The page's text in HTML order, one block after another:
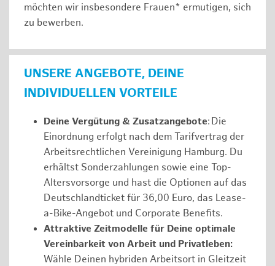
möchten wir insbesondere Frauen* ermutigen, sich
zu bewerben.
UNSERE ANGEBOTE, DEINE
INDIVIDUELLEN VORTEILE
Deine Vergütung & Zusatzangebote: Die
Einordnung erfolgt nach dem Tarifvertrag der
Arbeitsrechtlichen Vereinigung Hamburg. Du
erhältst Sonderzahlungen sowie eine Top-
Altersvorsorge und hast die Optionen auf das
Deutschlandticket für 36,00 Euro, das Lease-
a-Bike-Angebot und Corporate Benefits.
Attraktive Zeitmodelle für Deine optimale
Vereinbarkeit von Arbeit und Privatleben:
Wähle Deinen hybriden Arbeitsort in Gleitzeit